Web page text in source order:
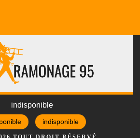
indisponible
indisponible